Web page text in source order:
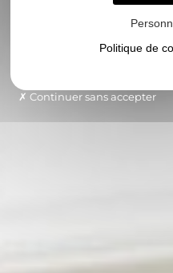
Politique de
Continuer sans accepter